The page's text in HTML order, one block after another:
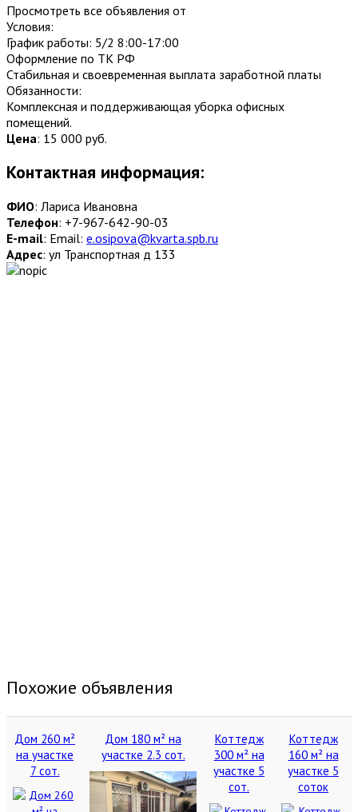
Просмотреть все объявления от
Условия:
График работы: 5/2 8:00-17:00
Оформление по ТК РФ
Стабильная и своевременная выплата заработной платы
Обязанности:
Комплексная и поддерживающая уборка офисных
помещений.
Цена: 15 000 руб.
Контактная информация:
ФИО: Лариса Ивановна
Телефон: +7-967-642-90-03
E-mail: Email: e.osipova@kvarta.spb.ru
Адрес: ул Транспортная д 133
Похожие объявления
Дом 260 м²
на участке
7 сот.
Дом 180 м² на
участке 2.3 сот.
Коттедж
300 м² на
участке 5
сот.
Коттедж
160 м² на
участке 5
соток